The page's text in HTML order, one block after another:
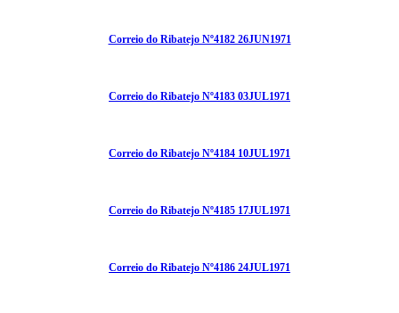
Correio do Ribatejo Nº4182 26JUN1971
Correio do Ribatejo Nº4183 03JUL1971
Correio do Ribatejo Nº4184 10JUL1971
Correio do Ribatejo Nº4185 17JUL1971
Correio do Ribatejo Nº4186 24JUL1971